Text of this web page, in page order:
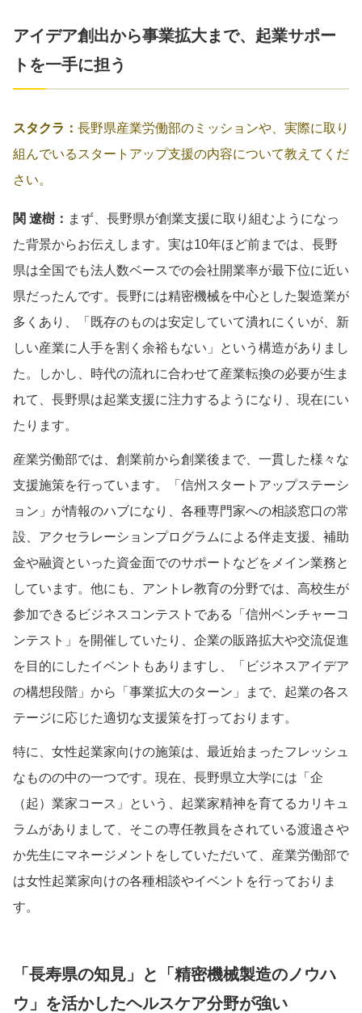
アイデア創出から事業拡大まで、起業サポー
トを一手に担う
スタクラ： 長野県産業労働部のミッションや、実際に取り
組んでいるスタートアップ支援の内容について教えてくだ
さい。
関 遼樹： まず、長野県が創業支援に取り組むようになっ
た背景からお伝えします。実は10年ほど前までは、長野
県は全国でも法人数ベースでの会社開業率が最下位に近い
県だったんです。長野には精密機械を中心とした製造業が
多くあり、「既存のものは安定していて潰れにくいが、新
しい産業に人手を割く余裕もない」という構造がありまし
た。しかし、時代の流れに合わせて産業転換の必要が生ま
れて、長野県は起業支援に注力するようになり、現在にい
たります。
産業労働部では、創業前から創業後まで、一貫した様々な
支援施策を行っています。「信州スタートアップステーシ
ョン」が情報のハブになり、各種専門家への相談窓口の常
設、アクセラレーションプログラムによる伴走支援、補助
金や融資といった資金面でのサポートなどをメイン業務と
しています。他にも、アントレ教育の分野では、高校生が
参加できるビジネスコンテストである「信州ベンチャーコ
ンテスト」を開催していたり、企業の販路拡大や交流促進
を目的にしたイベントもありますし、「ビジネスアイデア
の構想段階」から「事業拡大のターン」まで、起業の各ス
テージに応じた適切な支援策を打っております。
特に、女性起業家向けの施策は、最近始まったフレッシュ
なものの中の一つです。現在、長野県立大学には「企
（起）業家コース」という、起業家精神を育てるカリキュ
ラムがありまして、そこの専任教員をされている渡邉さや
か先生にマネージメントをしていただいて、産業労働部で
は女性起業家向けの各種相談やイベントを行っておりま
す。
「長寿県の知見」と「精密機械製造のノウハ
ウ」を活かしたヘルスケア分野が強い